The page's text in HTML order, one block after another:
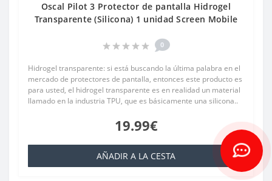
Oscal Pilot 3 Protector de pantalla Hidrogel
Transparente (Silicona) 1 unidad Screen Mobile
0
Hidrogel transparente: si está buscando la última palabra en el
mercado de protectores de pantalla, entonces este producto es
para usted, el hidrogel transparente es en realidad un material
llamado en la industria TPU, que es básicamente una silicona..
19.99€
AÑADIR A LA CESTA